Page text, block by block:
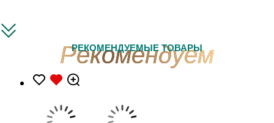
РЕКОМЕНДУЕМЫЕ ТОВАРЫ